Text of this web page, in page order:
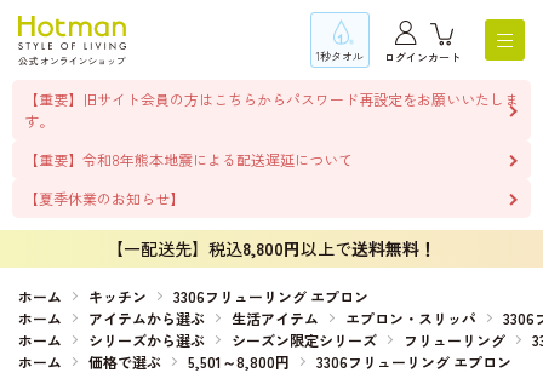
1秒タオル ログインカート
【重要】旧サイト会員の方はこちらからパスワード再設定をお願いいたしま
す。
【重要】令和8年熊本地震による配送遅延について
【夏季休業のお知らせ】
【一配送先】税込8,800円以上で送料無料！
ホーム キッチン
3306フリューリング エプロン
ホーム
アイテムから選ぶ 生活アイテム エプロン・スリッパ
3306
ホーム
シリーズから選ぶ シーズン限定シリーズ フリューリング
ホーム
価格で選ぶ 5,501～8,800円 3306フリューリング エプロン